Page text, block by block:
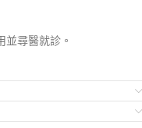
尋醫就診。